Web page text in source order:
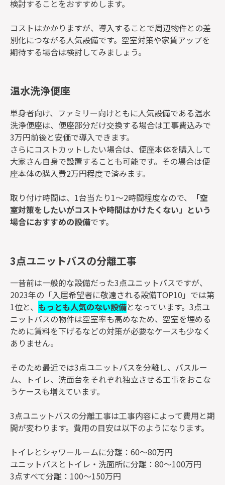
検討することをおすすめします。
コストはかかりますが、導入することで周辺物件との差
別化につながる人気設備です。空室対策や家賃アップを
期待する場合は検討してみましょう。
温水洗浄便座
単身者向け、ファミリー向けともに人気設備である温水
洗浄便座は、便座部分だけ交換する場合は工事費込みで
3万円前後と安価で導入できます。
さらにコストカットしたい場合は、便座本体を購入して
大家さん自身で設置することも可能です。その場合は便
座本体の購入費2万円程度で済みます。
取り付け時間は、1台当たり1～2時間程度なので、
「空
室対策をしたいがコストや時間はかけたくない」という
場合におすすめの設備です。
3点ユニットバスの分離工事
一昔前は一般的な設備だった3点ユニットバスですが、
2023年の「入居希望者に敬遠される設備TOP10」では第
1位と、 もっとも人気のない設備となっています。3点ユ
ニットバスの物件は空室率も高めなため、空室を埋める
ために賃料を下げるなどの対策が必要なケースも少なく
ありません。
そのため最近では3点ユニットバスを分離し、バスルー
ム、トイレ、洗面台をそれぞれ独立させる工事をおこな
うケースも増えています。
3点ユニットバスの分離工事は工事内容によって費用と期
間が変わります。費用の目安は以下のようになります。
トイレとシャワールームに分離：60～80万円
ユニットバスとトイレ・洗面所に分離：80～100万円
3点すべて分離：100～150万円